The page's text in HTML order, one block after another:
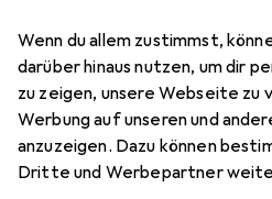
Wenn du allem zustimmst,
darüber hinaus nutzen, um dir
zu zeigen, unsere Webseite zu
Werbung auf unseren und
anzuzeigen. Dazu können
Dritte und Werbepartner
Preis in EUR inkl. MwSt.
Bewertungen